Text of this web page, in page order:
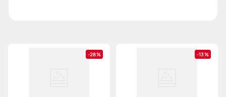
sabonete liquido
protetor solar
28% 13%